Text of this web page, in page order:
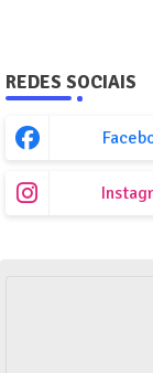
REDES SOCIAIS